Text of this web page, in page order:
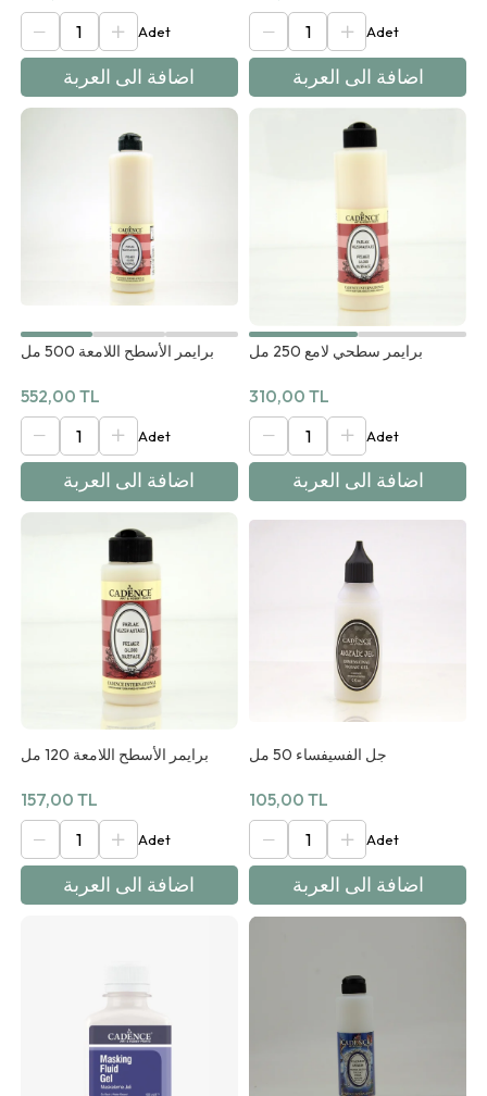
اضافة الى العربة اضافة الى العربة
برايمر الأسطح اللامعة 500 مل
552,00 TL
اضافة الى العربة
برايمر سطحي لامع 250 مل
310,00 TL
اضافة الى العربة
برايمر الأسطح اللامعة 120 مل
157,00 TL
اضافة الى العربة
جل الفسيفساء 50 مل
105,00 TL
اضافة الى العربة